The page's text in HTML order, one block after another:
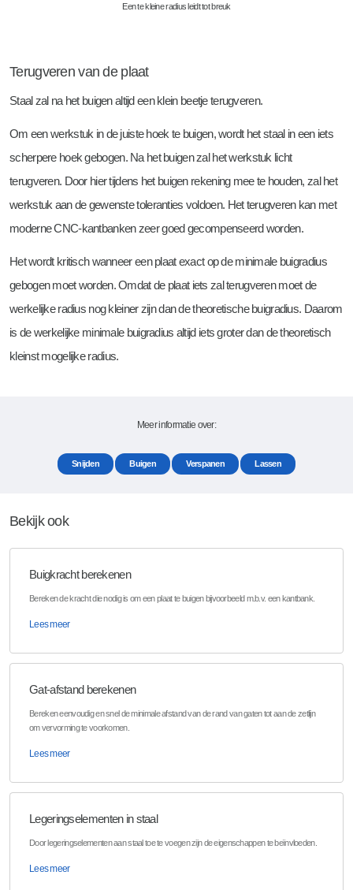
Een te kleine radius leidt tot breuk
Terugveren van de plaat
Staal zal na het buigen altijd een klein beetje terugveren.
Om een werkstuk in de juiste hoek te buigen, wordt het staal in een iets
scherpere hoek gebogen. Na het buigen zal het werkstuk licht
terugveren. Door hier tijdens het buigen rekening mee te houden, zal het
werkstuk aan de gewenste toleranties voldoen. Het terugveren kan met
moderne CNC-kantbanken zeer goed gecompenseerd worden.
Het wordt kritisch wanneer een plaat exact op de minimale buigradius
gebogen moet worden. Omdat de plaat iets zal terugveren moet de
werkelijke radius nog kleiner zijn dan de theoretische buigradius. Daarom
is de werkelijke minimale buigradius altijd iets groter dan de theoretisch
kleinst mogelijke radius.
Meer informatie over:
Snijden Buigen Verspanen Lassen
Bekijk ook
Buigkracht berekenen
Bereken de kracht die nodig is om een plaat te buigen bijvoorbeeld m.b.v. een kantbank.
Lees meer
Gat-afstand berekenen
Bereken eenvoudig en snel de minimale afstand van de rand van gaten tot aan de zetlijn
om vervorming te voorkomen.
Lees meer
Legeringselementen in staal
Door legeringselementen aan staal toe te voegen zijn de eigenschappen te beïnvloeden.
Lees meer